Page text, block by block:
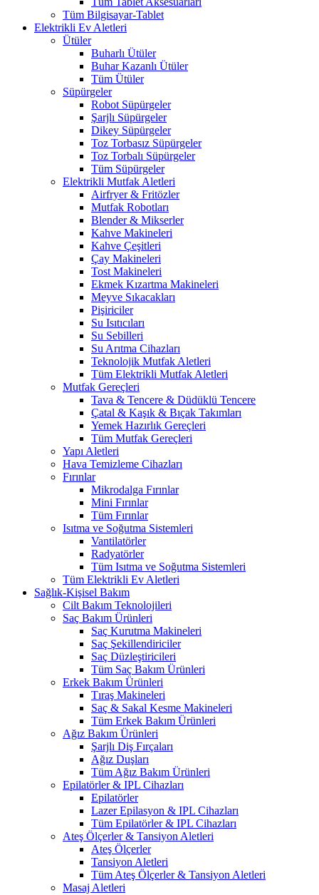
Tüm Bilgisayar-Tablet
Elektrikli Ev Aletleri
Ütüler
Buharlı Ütüler
Buhar Kazanlı Ütüler
Tüm Ütüler
Süpürgeler
Robot Süpürgeler
Şarjlı Süpürgeler
Dikey Süpürgeler
Toz Torbasız Süpürgeler
Toz Torbalı Süpürgeler
Tüm Süpürgeler
Elektrikli Mutfak Aletleri
Airfryer & Fritözler
Mutfak Robotları
Blender & Mikserler
Kahve Makineleri
Kahve Çeşitleri
Çay Makineleri
Tost Makineleri
Ekmek Kızartma Makineleri
Meyve Sıkacakları
Pişiriciler
Su Isıtıcıları
Su Sebilleri
Su Arıtma Cihazları
Teknolojik Mutfak Aletleri
Tüm Elektrikli Mutfak Aletleri
Mutfak Gereçleri
Tava & Tencere & Düdüklü Tencere
Çatal & Kaşık & Bıçak Takımları
Yemek Hazırlık Gereçleri
Tüm Mutfak Gereçleri
Yapı Aletleri
Hava Temizleme Cihazları
Fırınlar
Mikrodalga Fırınlar
Mini Fırınlar
Tüm Fırınlar
Isıtma ve Soğutma Sistemleri
Vantilatörler
Radyatörler
Tüm Isıtma ve Soğutma Sistemleri
Tüm Elektrikli Ev Aletleri
Sağlık-Kişisel Bakım
Cilt Bakım Teknolojileri
Saç Bakım Ürünleri
Saç Kurutma Makineleri
Saç Şekillendiriciler
Saç Düzleştiricileri
Tüm Saç Bakım Ürünleri
Erkek Bakım Ürünleri
Tıraş Makineleri
Saç & Sakal Kesme Makineleri
Tüm Erkek Bakım Ürünleri
Ağız Bakım Ürünleri
Şarjlı Diş Fırçaları
Ağız Duşları
Tüm Ağız Bakım Ürünleri
Epilatörler & IPL Cihazları
Epilatörler
Lazer Epilasyon & IPL Cihazları
Tüm Epilatörler & IPL Cihazları
Ateş Ölçerler & Tansiyon Aletleri
Ateş Ölçerler
Tansiyon Aletleri
Tüm Ateş Ölçerler & Tansiyon Aletleri
Masaj Aletleri